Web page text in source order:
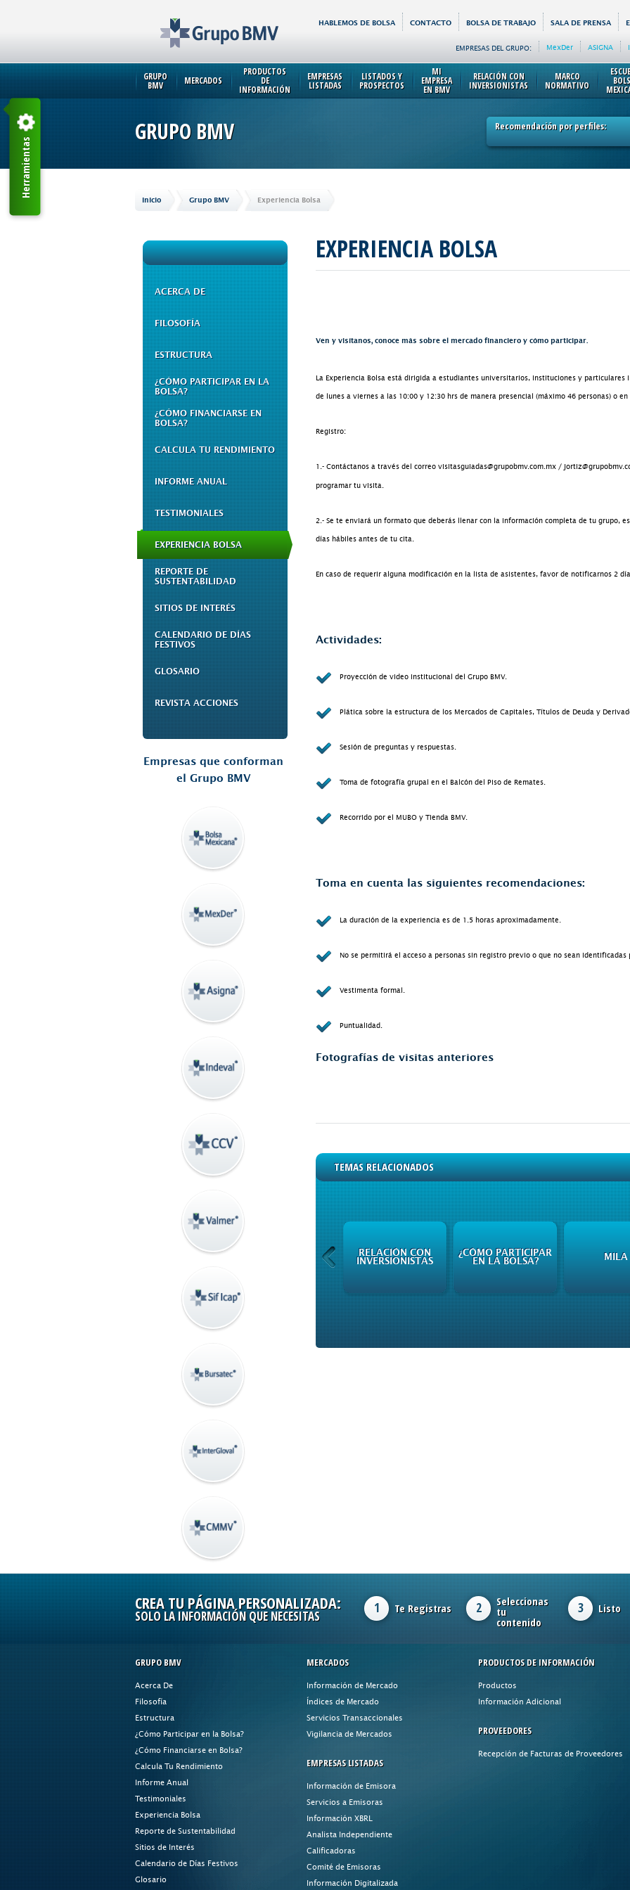
HABLEMOS DE BOLSA CONTACTO BOLSA DE TRABAJO SALA DE PRENSA
EMPRESAS DEL GRUPO: MexDer ASIGNA
GRUPO
BMV MERCADOS
PRODUCTOS
DE
INFORMACIÓN
EMPRESAS
LISTADAS
LISTADOS Y
PROSPECTOS
MI
EMPRESA
EN BMV
RELACIÓN CON
INVERSIONISTAS
MARCO
NORMATIVO
GRUPO BMV Recomendación por perfiles:
Inicio Grupo BMV Experiencia Bolsa
ACERCA DE
FILOSOFÍA
ESTRUCTURA
¿CÓMO PARTICIPAR EN LA
BOLSA?
¿CÓMO FINANCIARSE EN
BOLSA?
CALCULA TU RENDIMIENTO
INFORME ANUAL
TESTIMONIALES
EXPERIENCIA BOLSA
REPORTE DE
SUSTENTABILIDAD
SITIOS DE INTERÉS
CALENDARIO DE DÍAS
FESTIVOS
GLOSARIO
REVISTA ACCIONES
Empresas que conforman
el Grupo BMV
EXPERIENCIA BOLSA
Ven y visítanos, conoce más sobre el mercado financiero y cómo participar.
La Experiencia Bolsa está dirigida a estudiantes universitarios, instituciones y particulares
de lunes a viernes a las 10:00 y 12:30 hrs de manera presencial (máximo 46 personas) o
Registro:
1.- Contáctanos a través del correo visitasguiadas@grupobmv.com.mx /
programar tu visita.
2.- Se te enviará un formato que deberás llenar con la información completa de tu grupo,
días hábiles antes de tu cita.
En caso de requerir alguna modificación en la lista de asistentes, favor de notificarnos 2
Actividades:
Proyección de video institucional del Grupo BMV.
Plática sobre la estructura de los Mercados de Capitales, Títulos de Deuda y
Sesión de preguntas y respuestas.
Toma de fotografía grupal en el Balcón del Piso de Remates.
Recorrido por el MUBO y Tienda BMV.
Toma en cuenta las siguientes recomendaciones:
La duración de la experiencia es de 1.5 horas aproximadamente.
No se permitirá el acceso a personas sin registro previo o que no sean
Vestimenta formal.
Puntualidad.
Fotografías de visitas anteriores
TEMAS RELACIONADOS
RELACIÓN CON
INVERSIONISTAS
¿CÓMO PARTICIPAR
EN LA BOLSA?
MILA
CREA TU PÁGINA PERSONALIZADA:
SOLO LA INFORMACIÓN QUE NECESITAS
1 Te Registras 2 Seleccionas
tu
contenido
3 Listo
GRUPO BMV
Acerca De
Filosofía
Estructura
¿Cómo Participar en la Bolsa?
¿Cómo Financiarse en Bolsa?
Calcula Tu Rendimiento
Informe Anual
Testimoniales
Experiencia Bolsa
Reporte de Sustentabilidad
Sitios de Interés
Calendario de Días Festivos
Glosario
MERCADOS
Información de Mercado
Índices de Mercado
Servicios Transaccionales
Vigilancia de Mercados
EMPRESAS LISTADAS
Información de Emisora
Servicios a Emisoras
Información XBRL
Analista Independiente
Calificadoras
Comité de Emisoras
Información Digitalizada
PRODUCTOS DE INFORMACIÓN
Productos
Información Adicional
PROVEEDORES
Recepción de Facturas de Proveedores
Herramientas